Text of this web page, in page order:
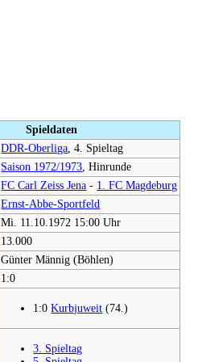
Spieldaten
DDR-Oberliga, 4. Spieltag
Saison 1972/1973, Hinrunde
FC Carl Zeiss Jena - 1. FC Magdeburg
Ernst-Abbe-Sportfeld
Mi. 11.10.1972 15:00 Uhr
13.000
Günter Männig (Böhlen)
1:0
1:0Kurbjuweit (74.)
3. Spieltag